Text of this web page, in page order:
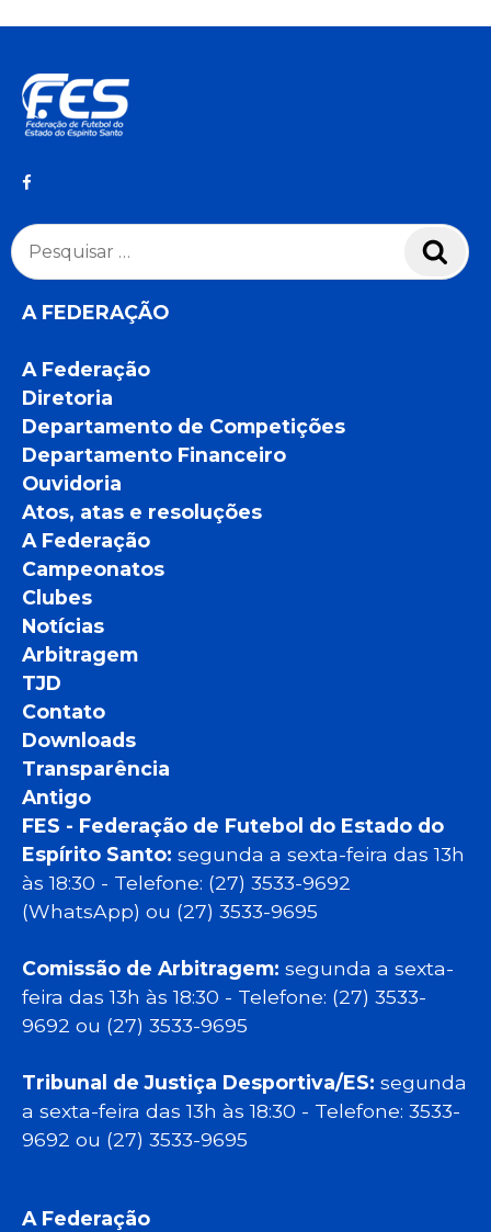
Pesquisar
por:
A FEDERAÇÃO
A Federação
Diretoria
Departamento de Competições
Departamento Financeiro
Ouvidoria
Atos, atas e resoluções
A Federação
Campeonatos
Clubes
Notícias
Arbitragem
TJD
Contato
Downloads
Transparência
Antigo
FES - Federação de Futebol do Estado do
Espírito Santo: segunda a sexta-feira das 13h
às 18:30 - Telefone: (27) 3533-9692
(WhatsApp) ou (27) 3533-9695
Comissão de Arbitragem: segunda a sexta-
feira das 13h às 18:30 - Telefone: (27) 3533-
9692 ou (27) 3533-9695
Tribunal de Justiça Desportiva/ES: segunda
a sexta-feira das 13h às 18:30 - Telefone: 3533-
9692 ou (27) 3533-9695
A Federação